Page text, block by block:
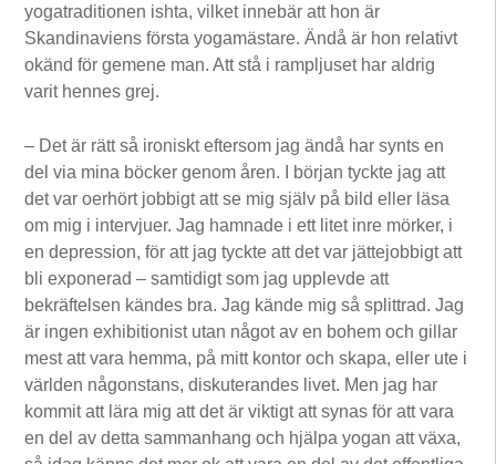
yogatraditionen ishta, vilket innebär att hon är
Skandinaviens första yogamästare. Ändå är hon relativt
okänd för gemene man. Att stå i rampljuset har aldrig
varit hennes grej.
– Det är rätt så ironiskt eftersom jag ändå har synts en
del via mina böcker genom åren. I början tyckte jag att
det var oerhört jobbigt att se mig själv på bild eller läsa
om mig i intervjuer. Jag hamnade i ett litet inre mörker, i
en depression, för att jag tyckte att det var jättejobbigt att
bli exponerad – samtidigt som jag upplevde att
bekräftelsen kändes bra. Jag kände mig så splittrad. Jag
är ingen exhibitionist utan något av en bohem och gillar
mest att vara hemma, på mitt kontor och skapa, eller ute i
världen någonstans, diskuterandes livet. Men jag har
kommit att lära mig att det är viktigt att synas för att vara
en del av detta sammanhang och hjälpa yogan att växa,